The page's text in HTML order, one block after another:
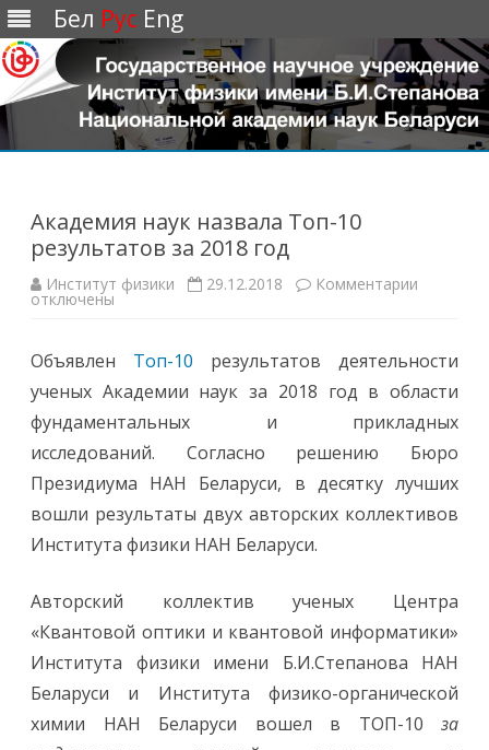
Бел Рус Eng
Академия наук назвала Топ-10
результатов за 2018 год
Институт физики 29.12.2018 Комментарии
с
А
а
д
е
и
н
з
а
л
а
о
п
-
отключены
Объявлен Топ-10 результатов деятельности
ученых Академии наук за 2018 год в области
фундаментальных и прикладных
исследований. Согласно решению Бюро
Президиума НАН Беларуси, в десятку лучших
вошли результаты двух авторских коллективов
Института физики НАН Беларуси.
Авторский коллектив ученых Центра
«Квантовой оптики и квантовой информатики»
Института физики имени Б.И.Степанова НАН
Беларуси и Института физико-органической
химии НАН Беларуси вошел в ТОП-10 за